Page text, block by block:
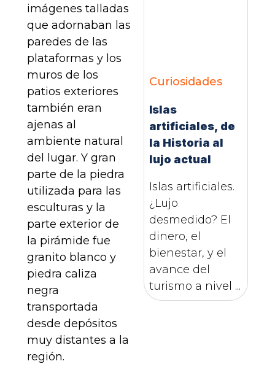
imágenes talladas
que adornaban las
paredes de las
plataformas y los
muros de los
patios exteriores
también eran
ajenas al
ambiente natural
del lugar. Y gran
parte de la piedra
utilizada para las
esculturas y la
parte exterior de
la pirámide fue
granito blanco y
piedra caliza
negra
transportada
desde depósitos
muy distantes a la
región.
Curiosidades
Islas
artificiales, de
la Historia al
lujo actual
Islas artificiales.
¿Lujo
desmedido? El
dinero, el
bienestar, y el
avance del
turismo a nivel ...